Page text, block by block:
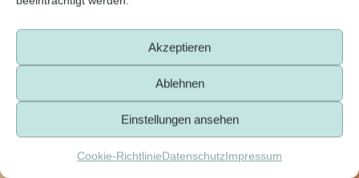
Akzeptieren
Ablehnen
Einstellungen ansehen
Cookie-RichtlinieDatenschutzImpressum